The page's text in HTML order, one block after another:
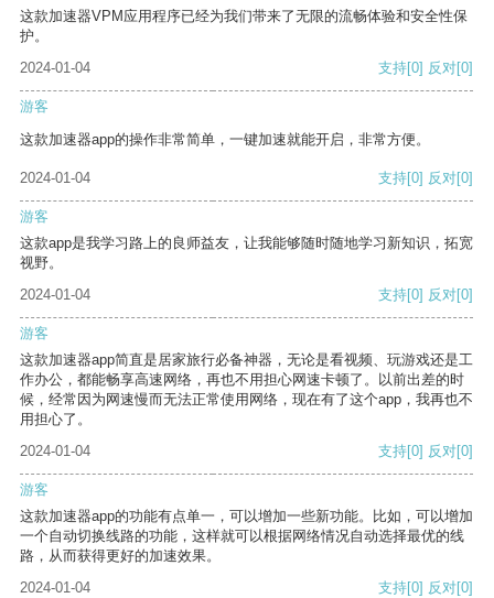
这款加速器VPM应用程序已经为我们带来了无限的流畅体验和安全性保
护。
2024-01-04
支持[0] 反对[0]
游客
这款加速器app的操作非常简单，一键加速就能开启，非常方便。
2024-01-04 支持[0] 反对[0]
游客
这款app是我学习路上的良师益友，让我能够随时随地学习新知识，拓宽
视野。
2024-01-04
支持[0] 反对[0]
游客
这款加速器app简直是居家旅行必备神器，无论是看视频、玩游戏还是工
作办公，都能畅享高速网络，再也不用担心网速卡顿了。以前出差的时
候，经常因为网速慢而无法正常使用网络，现在有了这个app，我再也不
用担心了。
2024-01-04
支持[0] 反对[0]
游客
这款加速器app的功能有点单一，可以增加一些新功能。比如，可以增加
一个自动切换线路的功能，这样就可以根据网络情况自动选择最优的线
路，从而获得更好的加速效果。
2024-01-04
支持[0] 反对[0]